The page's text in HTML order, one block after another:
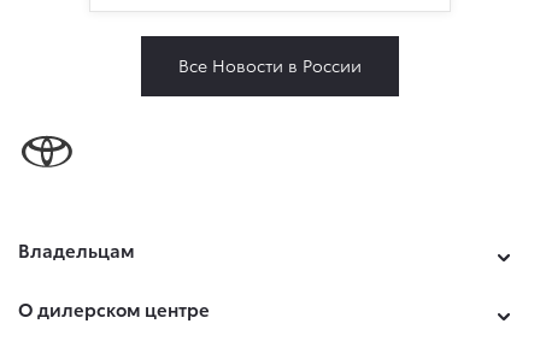
Все Новости в России
Владельцам
О дилерском центре